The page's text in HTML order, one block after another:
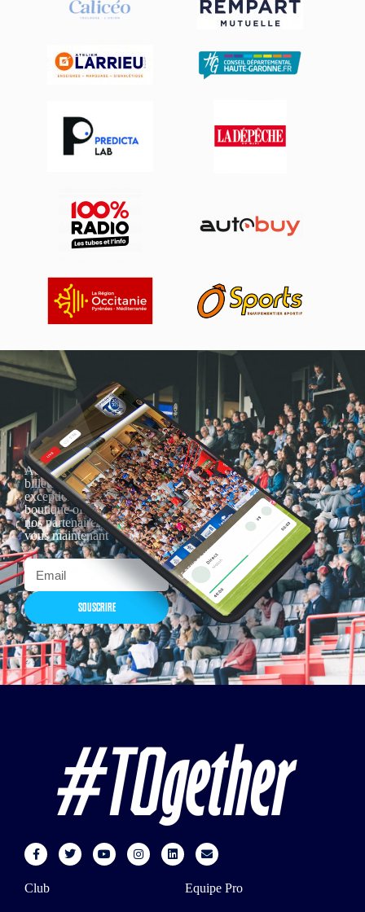
Actualités, nouveautés,
billetterie, remises
exceptionnelles dans la
boutique officielles & chez
nos partenaires… Inscrivez-
vous maintenant
SOUSCRIRE
Club Equipe Pro